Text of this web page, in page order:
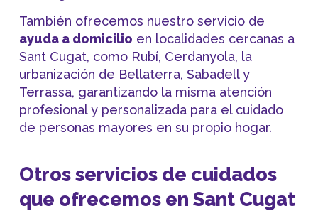
También ofrecemos nuestro servicio de
ayuda a domicilio en localidades cercanas a
Sant Cugat, como Rubí, Cerdanyola, la
urbanización de Bellaterra, Sabadell y
Terrassa, garantizando la misma atención
profesional y personalizada para el cuidado
de personas mayores en su propio hogar.
Otros servicios de cuidados
que ofrecemos en Sant Cugat